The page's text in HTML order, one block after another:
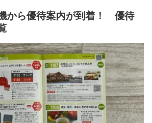
から優待案内が到着！ 優待